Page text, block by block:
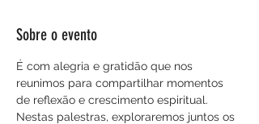
Sobre o evento
É com alegria e gratidão que nos
reunimos para compartilhar momentos
de reflexão e crescimento espiritual.
Nestas palestras, exploraremos juntos os